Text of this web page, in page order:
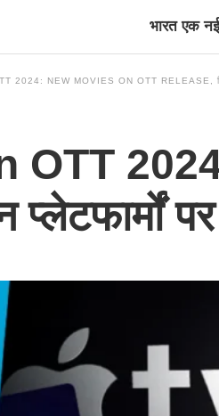
भारत एक
2024: NEW MOVIES ON OTT RELEASE,
OTT
प्लेटफार्मों